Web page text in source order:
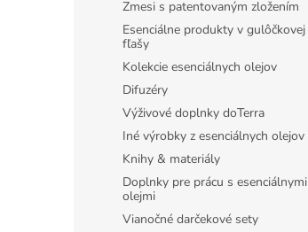
Zmesi s patentovaným zložením
Esenciálne produkty v gulôčkovej
fľašy
Kolekcie esenciálnych olejov
Difuzéry
Výživové doplnky doTerra
Iné výrobky z esenciálnych olejov
Knihy & materiály
Doplnky pre prácu s esenciálnymi
olejmi
Vianočné darčekové sety